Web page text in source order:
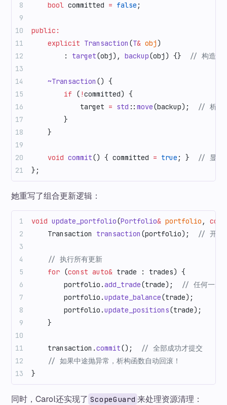
    bool
committed = false ;
public:
    explicit
Transaction (T& obj)
        :
target(obj), backup(obj) {}
// 构造时
    ~Transaction
() {
        if
( !committed) {
            target
= std ::move(backup);
// 析构
        }
    }
    void
commit() { committed = true ; }
// 显式
};
她重写了组合更新逻辑：
void update_portfolio(Portfolio& portfolio ,
    Transaction
transaction (portfolio);
// 开始
    // 执行所有更新
    for
(const auto& trade : trades) {
        portfolio.
add_trade(trade);
// 任何一步
        portfolio.
update_balance(trade);
        portfolio.
update_positions(trade);
    }
    transaction.
commit();
  // 全部成功才提交
    // 如果中途抛异常，析构函数自动回滚！
}
同时，Carol还实现了 ScopeGuard 来处理资源清理：